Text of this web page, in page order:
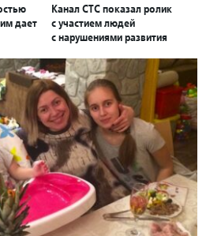
дает
Канал СТС показал ролик
с участием людей
с нарушениями развития